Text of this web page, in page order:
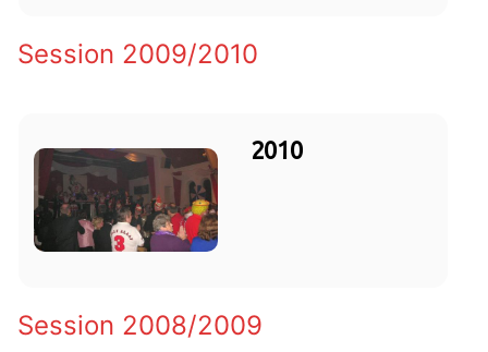
Session 2009/2010
2010
Session 2008/2009